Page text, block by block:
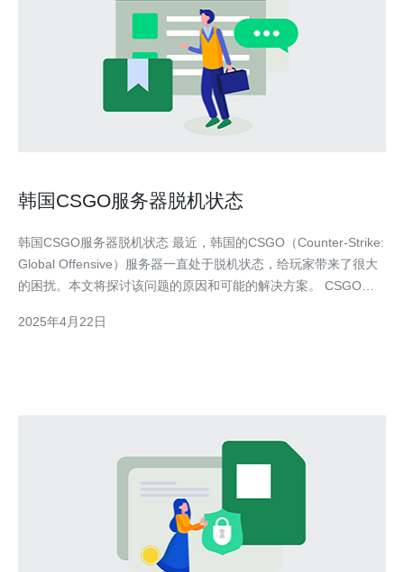
韩国CSGO服务器脱机状态
韩国CSGO服务器脱机状态 最近，韩国的CSGO（Counter-Strike:
Global Offensive）服务器一直处于脱机状态，给玩家带来了很大
的困扰。本文将探讨该问题的原因和可能的解决方案。 CSGO服
法正常运行，例如电
2025年4月22日